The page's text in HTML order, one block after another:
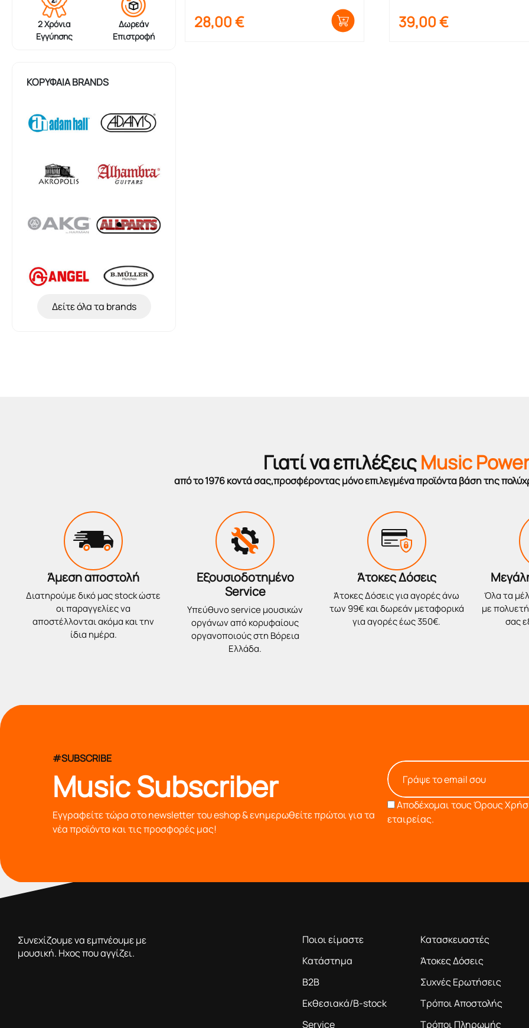
2 Χρόνια
Εγγύησης
Δωρεάν
Επιστροφή
ΚΟΡΥΦΑΊΑ BRANDS
Δείτε όλα τα brands
28,00€
Παρέλασης 14’x11′
39,00€
Γιατί να επιλέξειςMusic
από το 1976 κοντά σας,προσφέροντας μόνο επιλεγμένα προϊόντα βάση της
Άμεση αποστολή
Διατηρούμε δικό μας stock ώστε
οι παραγγελίες να
αποστέλλονται ακόμα και την
ίδια ημέρα.
Εξουσιοδοτημένο
Service
Υπεύθυνο service μουσικών
οργάνων από κορυφαίους
οργανοποιούς στη Βόρεια
Ελλάδα.
Άτοκες Δόσεις
Άτοκες Δόσεις για αγορές άνω
των 99€ και δωρεάν μεταφορικά
για αγορές έως 350€.
Όλα τα
με
σας
#SUBSCRIBE
Music Subscriber
Εγγραφείτε τώρα στο newsletter του eshop & ενημερωθείτε πρώτοι για τα
νέα προϊόντα και τις προσφορές μας!
Αποδέχομαι τουςΌρους
εταιρείας.
Συνεχίζουμε να εμπνέουμε με
μουσική. Ηχος που αγγίζει.
Ποιοι είμαστε
Κατάστημα
B2B
Εκθεσιακά/B-stock
Service
Κατασκευαστές
Άτοκες Δόσεις
Συχνές Ερωτήσεις
Τρόποι Αποστολής
Τρόποι Πληρωμής